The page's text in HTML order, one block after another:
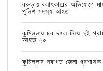
বরুড়ায় বলাৎকারের অভিযোগে
পুলিশ সদস্য আহত
কুমিল্লায় চর দখল নিয়ে দুই
আহত ২০
কুমিল্লার নবাগত জেলা